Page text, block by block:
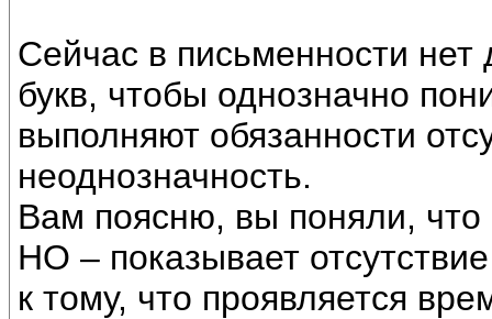
Сейчас в письменности нет
букв, чтобы однозначно
выполняют обязанности
неоднозначность.
Вам поясню, вы поняли,
НО – показывает
к тому, что проявляется